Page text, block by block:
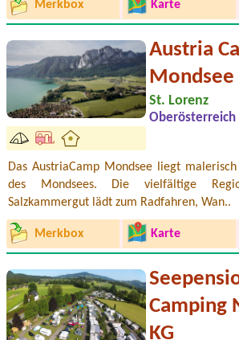
Merkbox Karte
Austria
Mondsee
St. Lorenz
Oberösterreich
Das AustriaCamp Mondsee liegt
des Mondsees. Die vielfältige
Salzkammergut lädt zum Radfahren, Wan..
Merkbox Karte
Camping
KG